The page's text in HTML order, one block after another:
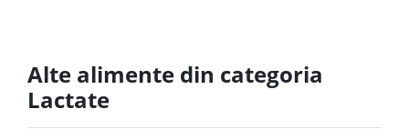
Alte alimente din categoria
Lactate